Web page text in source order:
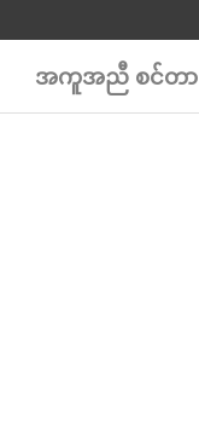
အကူအညီ စင်တာ